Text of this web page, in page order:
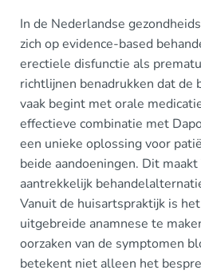
In de Nederlandse
zich op evidence-based
erectiele disfunctie als
richtlijnen benadrukken dat de
vaak begint met orale
effectieve combinatie met
een unieke oplossing voor
beide aandoeningen. Dit maakt
aantrekkelijk
Vanuit de huisartspraktijk is
uitgebreide anamnese te
oorzaken van de symptomen
betekent niet alleen het